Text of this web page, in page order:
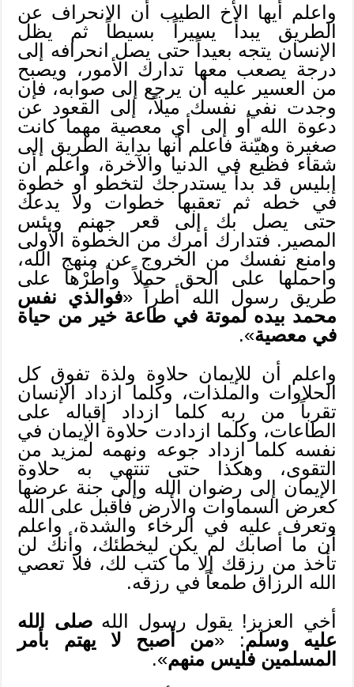
واعلم أيها الأخ الطيب أن الانحراف عن
الطريق يبدأ يسيراً بسيطاً ثم يظل
الإنسان يتجه بعيداً حتى يصل انحرافه إلى
درجة يصعب معها تدارك الأمور، ويصبح
من العسير عليه أن يرجع إلى صوابه، فإن
وجدت نفي نفسك ميلاً، إلى القعود عن
دعوة الله أو إلى أي معصية مهما كانت
صغيرة وهيّنة فاعلم أنها بداية الطريق إلى
شقاء فظيع في الدنيا والآخرة، واعلم أن
إبليس قد بدأ يستدرجك لتخطو أو خطوة
في خطه ثم تعقبها خطوات ولا يدعك
حتى يصل بك إلى قعر جهنم وبئس
المصير. فتدارك أمرك من الخطوة الأولى
وامنع نفسك من الخروج عن منهج الله،
واحملها على الحق حملاً وأطُرْها على
طريق رسول الله أطراً «فوالذي نفس
محمد بيده لموتة في طاعة خير من حياة
في معصية».
واعلم أن للإيمان حلاوة ولذة تفوق كل
الحلاوات والملذات، وكلما ازداد الإنسان
تقرباً من ربه كلما ازداد إقباله على
الطاعات، وكلما ازدادت حلاوة الإيمان في
نفسه كلما ازداد جوعه ونهمه لمزيد من
التقوى، وهكذا حتى تنتهي به حلاوة
الإيمان إلى رضوان الله وإلى جنة عرضها
كعرض السماوات والأرض فأقبل على الله
وتعرف عليه في الرخاء والشدة، واعلم
أن ما أصابك لم يكن ليخطئك، وأنك لن
تأخذ من رزقك إلا ما كتب لك، فلا تعصي
الله الرزاق طمعاً في رزقه.
أخي العزيز! يقول رسول اللهصلى الله
عليه وسلم: «من أصبح لا يهتم بأمر
المسلمين فليس منهم».